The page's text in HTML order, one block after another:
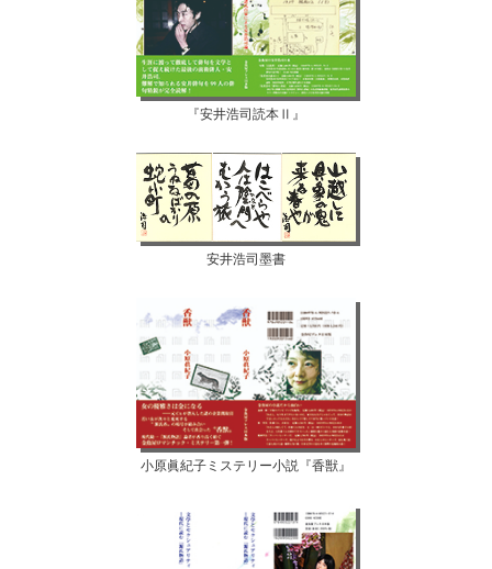
『安井浩司読本Ⅱ』
安井浩司墨書
小原眞紀子ミステリー小説『香獣』